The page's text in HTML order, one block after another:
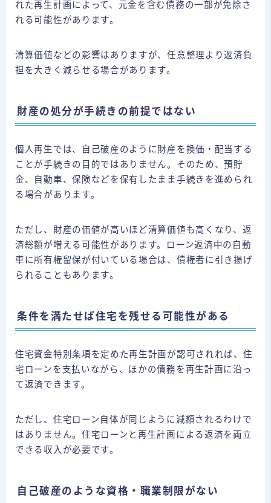
れた再生計画によって、元金を含む債務の一部が免除さ
れる可能性があります。
清算価値などの影響はありますが、任意整理より返済負
担を大きく減らせる場合があります。
財産の処分が手続きの前提ではない
個人再生では、自己破産のように財産を換価・配当する
ことが手続きの目的ではありません。そのため、預貯
金、自動車、保険などを保有したまま手続きを進められ
る場合があります。
ただし、財産の価値が高いほど清算価値も高くなり、返
済総額が増える可能性があります。ローン返済中の自動
車に所有権留保が付いている場合は、債権者に引き揚げ
られることもあります。
条件を満たせば住宅を残せる可能性がある
住宅資金特別条項を定めた再生計画が認可されれば、住
宅ローンを支払いながら、ほかの債務を再生計画に沿っ
て返済できます。
ただし、住宅ローン自体が同じように減額されるわけで
はありません。住宅ローンと再生計画による返済を両立
できる収入が必要です。
自己破産のような資格・職業制限がない